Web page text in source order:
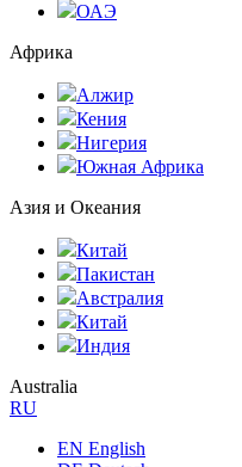
ОАЭ
Африка
Алжир
Кения
Нигерия
Южная Африка
Азия и Океания
Китай
Пакистан
Австралия
Китай
Индия
Australia
RU
EN English